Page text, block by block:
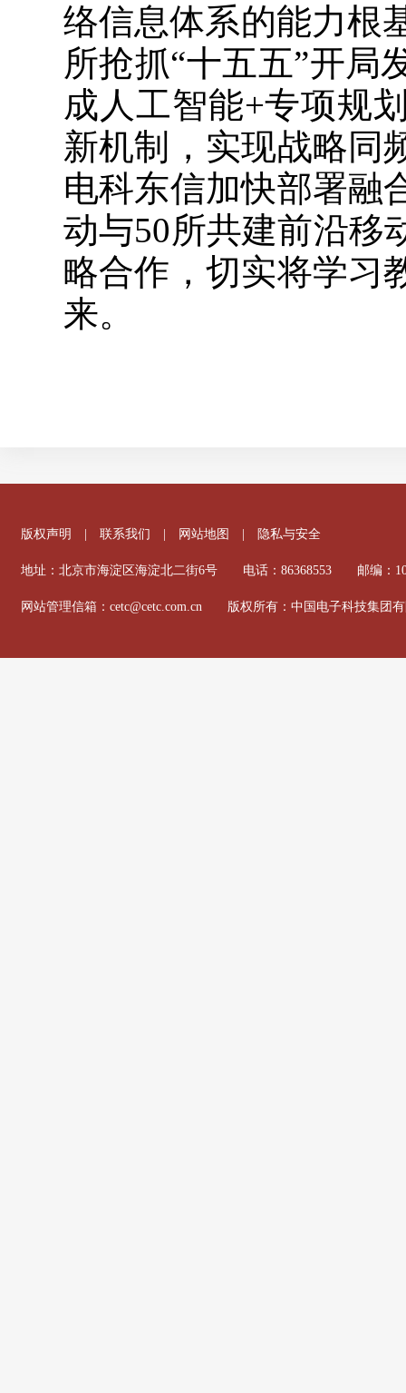
络信息体系的能力根
所抢抓“十五五”开局
成人工智能+专项规
新机制，实现战略同
电科东信加快部署融
动与50所共建前沿移
略合作，切实将学习
来。
版权声明 联系我们 网站地图 隐私与安全
地址：北京市海淀区海淀北二街6号 电话：86368553 邮编：
网站管理信箱：cetc@cetc.com.cn 版权所有：中国电子科技集团